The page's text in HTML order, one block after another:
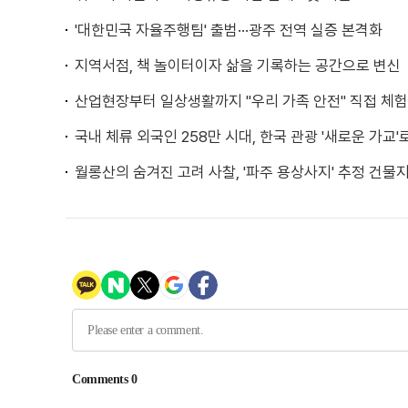
'대한민국 자율주행팀' 출범···광주 전역 실증 본격화
지역서점, 책 놀이터이자 삶을 기록하는 공간으로 변신
산업현장부터 일상생활까지 "우리 가족 안전" 직접 체험
국내 체류 외국인 258만 시대, 한국 관광 '새로운 가교'
월롱산의 숨겨진 고려 사찰, '파주 용상사지' 추정 건물